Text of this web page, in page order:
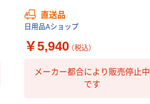
直送品
日用品Aショップ
￥5,940 （税込）
メーカー都合により販売停止中
です